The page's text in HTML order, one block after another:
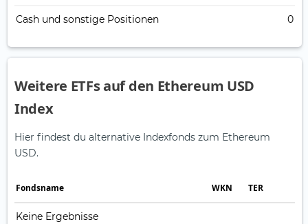
Cash und sonstige Positionen 0
Weitere ETFs auf den Ethereum USD
Index
Hier findest du alternative Indexfonds zum Ethereum
USD.
Fonds­name WKN TER
Keine Ergebnisse